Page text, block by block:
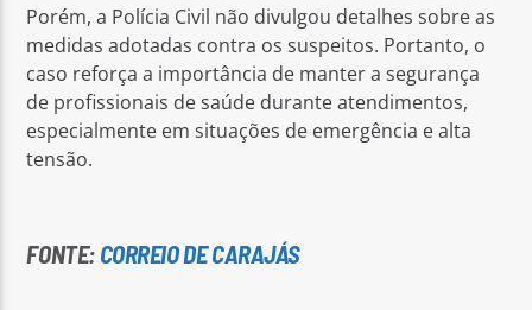
Porém, a Polícia Civil não divulgou detalhes sobre as
medidas adotadas contra os suspeitos. Portanto, o
caso reforça a importância de manter a segurança
de profissionais de saúde durante atendimentos,
especialmente em situações de emergência e alta
tensão.
FONTE: CORREIO DE CARAJÁS